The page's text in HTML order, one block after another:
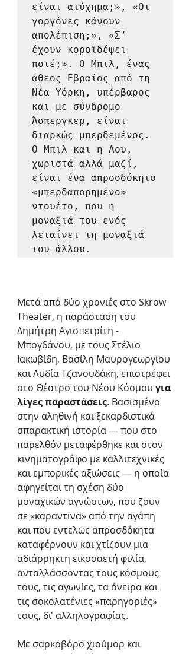
είναι ατύχημα;», «Οι
γοργόνες κάνουν
απολέπιση;», «Σ’
έχουν κοροϊδέψει
ποτέ;». Ο Μπιλ, ένας
άθεος Εβραίος από τη
Νέα Υόρκη, υπέρβαρος
και με σύνδρομο
Άσπεργκερ, είναι
διαρκώς μπερδεμένος.
Ο Μπιλ και η Λου,
χωριστά αλλά μαζί,
είναι ένα απροσδόκητο
«μπερδαπορημένο»
ντουέτο, που η
μοναξιά του ενός
λειαίνει τη μοναξιά
του άλλου.
Μετά από δύο χρονιές στο Skrow
Theater, η παράσταση του
Δημήτρη Αγιοπετρίτη -
Μπογδάνου, με τους Στέλιο
Ιακωβίδη, Βασίλη Μαυρογεωργίου
και Λυδία Τζανουδάκη, επιστρέφει
στο Θέατρο του Νέου Κόσμου για
λίγες παραστάσεις. Βασισμένο
στην αληθινή και ξεκαρδιστικά
σπαρακτική ιστορία — που στο
παρελθόν μεταφέρθηκε και στον
κινηματογράφο με καλλιτεχνικές
και εμπορικές αξιώσεις — η οποία
αφηγείται τη σχέση δύο
μοναχικών αγνώστων, που ζουν
σε «καραντίνα» από την αγάπη
και που εντελώς απροσδόκητα
καταφέρνουν και χτίζουν μια
αδιάρρηκτη εικοσαετή φιλία,
ανταλλάσσοντας τους κόσμους
τους, τις αγωνίες, τα όνειρα και
τις σοκολατένιες «παρηγοριές»
τους, δι' αλληλογραφίας.
Με σαρκοβόρο χιούμορ και